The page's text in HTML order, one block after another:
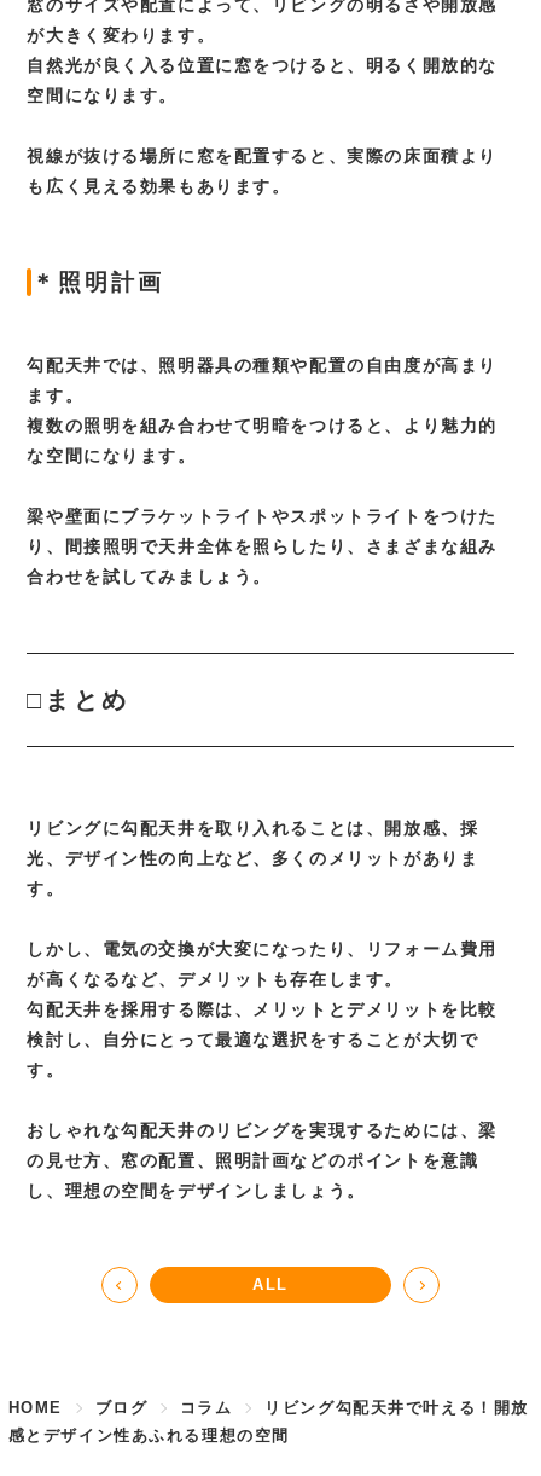
窓のサイズや配置によって、リビングの明るさや開放感
が大きく変わります。
自然光が良く入る位置に窓をつけると、明るく開放的な
空間になります。
視線が抜ける場所に窓を配置すると、実際の床面積より
も広く見える効果もあります。
＊照明計画
勾配天井では、照明器具の種類や配置の自由度が高まり
ます。
複数の照明を組み合わせて明暗をつけると、より魅力的
な空間になります。
梁や壁面にブラケットライトやスポットライトをつけた
り、間接照明で天井全体を照らしたり、さまざまな組み
合わせを試してみましょう。
□まとめ
リビングに勾配天井を取り入れることは、開放感、採
光、デザイン性の向上など、多くのメリットがありま
す。
しかし、電気の交換が大変になったり、リフォーム費用
が高くなるなど、デメリットも存在します。
勾配天井を採用する際は、メリットとデメリットを比較
検討し、自分にとって最適な選択をすることが大切で
す。
おしゃれな勾配天井のリビングを実現するためには、梁
の見せ方、窓の配置、照明計画などのポイントを意識
し、理想の空間をデザインしましょう。
ALL
HOME ブログ コラム
リビング勾配天井で叶える！開放
感とデザイン性あふれる理想の空間